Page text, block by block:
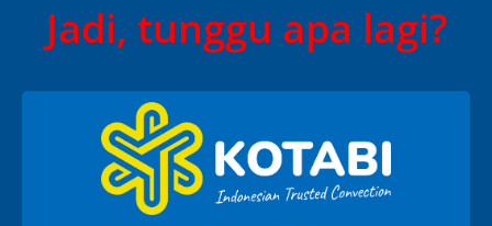
Jadi, tunggu apa lagi?